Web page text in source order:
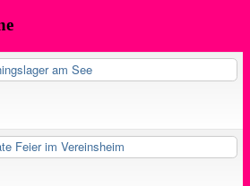
am See
Feier im Vereinsheim